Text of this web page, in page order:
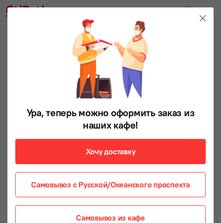
Ура, теперь можно оформить заказ из
наших кафе!
Хочу доставку
Самовывоз с Русской/Океанского проспекта
Самовывоз из кафе